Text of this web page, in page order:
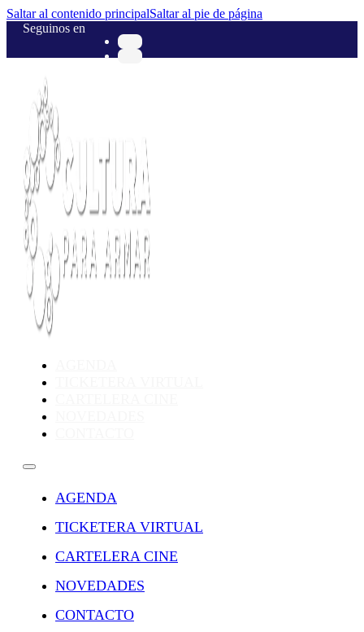
Saltar al contenido principalSaltar al pie de página
Seguinos en
AGENDA
TICKETERA VIRTUAL
CARTELERA CINE
NOVEDADES
CONTACTO